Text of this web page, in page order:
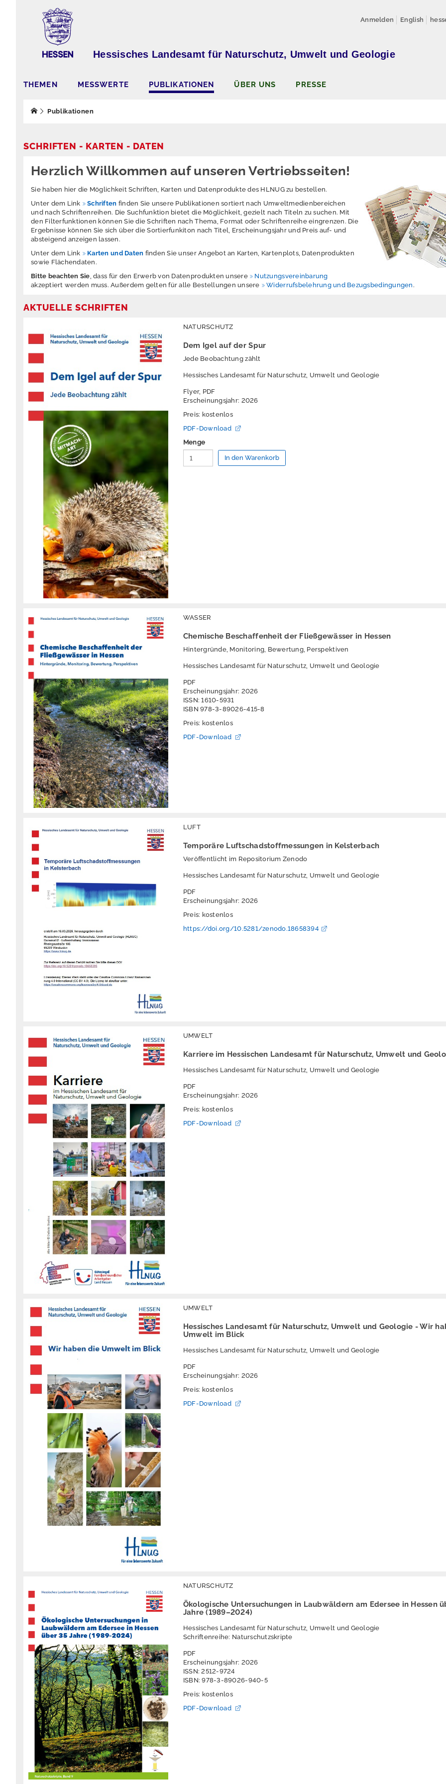
Anmelden English
Hessisches Landesamt für Naturschutz, Umwelt und Geologie
THEMEN MESSWERTE PUBLIKATIONEN ÜBER UNS PRESSE
Publikationen
SCHRIFTEN - KARTEN - DATEN
Herzlich Willkommen auf unseren Vertriebsseiten!
Sie haben hier die Möglichkeit Schriften, Karten und Datenprodukte des HLNUG zu bestellen.
Unter dem Link
Schriften finden Sie unsere Publikationen sortiert nach Umweltmedienbereichen
und nach Schriftenreihen. Die Suchfunktion bietet die Möglichkeit, gezielt nach Titeln zu suchen. Mit
den Filterfunktionen können Sie die Schriften nach Thema, Format oder Schriftenreihe eingrenzen. Die
Ergebnisse können Sie sich über die Sortierfunkiton nach Titel, Erscheinungsjahr und Preis auf- und
absteigend anzeigen lassen.
Unter dem Link
Karten und Daten finden Sie unser Angebot an Karten, Kartenplots, Datenprodukten
sowie Flächendaten.
Bitte beachten Sie, dass für den Erwerb von Datenprodukten unsere
Nutzungsvereinbarung
akzeptiert werden muss. Außerdem gelten für alle Bestellungen unsere
Widerrufsbelehrung und Bezugsbedingungen.
AKTUELLE SCHRIFTEN
NATURSCHUTZ
Dem Igel auf der Spur
Jede Beobachtung zählt
Hessisches Landesamt für Naturschutz, Umwelt und Geologie
Flyer, PDF
Erscheinungsjahr: 2026
Preis: kostenlos
PDF-Download
Menge
WASSER
Chemische Beschaffenheit der Fließgewässer in Hessen
Hintergründe, Monitoring, Bewertung, Perspektiven
Hessisches Landesamt für Naturschutz, Umwelt und Geologie
PDF
Erscheinungsjahr: 2026
ISSN: 1610-5931
ISBN 978-3-89026-415-8
Preis: kostenlos
PDF-Download
LUFT
Temporäre Luftschadstoffmessungen in Kelsterbach
Veröffentlicht im Repositorium Zenodo
Hessisches Landesamt für Naturschutz, Umwelt und Geologie
PDF
Erscheinungsjahr: 2026
Preis: kostenlos
https://doi.org/10.5281/zenodo.18658394
UMWELT
Karriere im Hessischen Landesamt für Naturschutz, Umwelt und
Hessisches Landesamt für Naturschutz, Umwelt und Geologie
PDF
Erscheinungsjahr: 2026
Preis: kostenlos
PDF-Download
UMWELT
Hessisches Landesamt für Naturschutz, Umwelt und Geologie - Wir
Umwelt im Blick
Hessisches Landesamt für Naturschutz, Umwelt und Geologie
PDF
Erscheinungsjahr: 2026
Preis: kostenlos
PDF-Download
NATURSCHUTZ
Ökologische Untersuchungen in Laubwäldern am Edersee in Hessen
Jahre (1989–2024)
Hessisches Landesamt für Naturschutz, Umwelt und Geologie
Schriftenreihe: Naturschutzskripte
PDF
Erscheinungsjahr: 2026
ISSN: 2512-9724
ISBN: 978-3-89026-940-5
Preis: kostenlos
PDF-Download